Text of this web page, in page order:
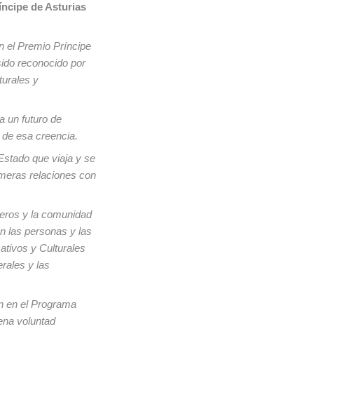
de Asturias
el Premio Príncipe
reconocido por
y
un futuro de
esa creencia.
que viaja y se
relaciones con
y la comunidad
las personas y las
y Culturales
y las
en el Programa
voluntad